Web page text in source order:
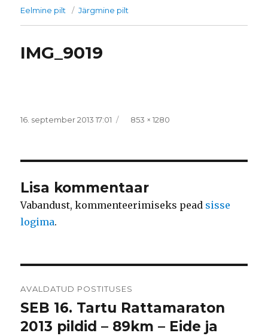
Eelmine pilt Järgmine pilt
IMG_9019
Postitatud
16. september 2013 17:01 Täissuurus
853 × 1280
Lisa kommentaar
Vabandust, kommenteerimiseks pead sisse
logima.
AVALDATUD POSTITUSES
SEB 16. Tartu Rattamaraton
2013 pildid – 89km – Eide ja